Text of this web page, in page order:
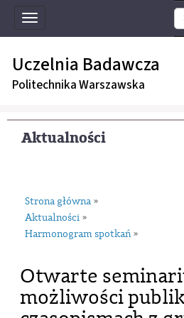
Toggle
navigation
Uczelnia Badawcza
Politechnika Warszawska
Aktualności
Strona główna »
Aktualności »
Harmonogram spotkań »
Otwarte
możliwości